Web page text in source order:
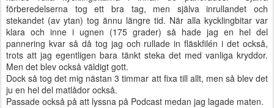
förberedelserna tog ett bra tag, men själva inrullandet och
stekandet (av ytan) tog ännu längre tid. När alla kycklingbitar var
klara och inne i ugnen (175 grader) så hade jag en hel del
pannering kvar så då tog jag och rullade in fläskfilén i det också,
trots att jag egentligen bara tänkt steka det med vanliga kryddor.
Men det blev också väldigt gott.
Dock så tog det mig nästan 3 timmar att fixa till allt, men så blev det
ju en hel del matlådor också.
Passade också på att lyssna på Podcast medan jag lagade maten.